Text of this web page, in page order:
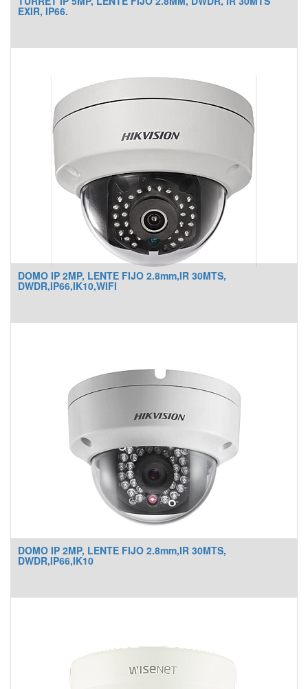
EXIR, IP66.
DOMO IP 2MP, LENTE FIJO 2.8mm,IR 30MTS,
DWDR,IP66,IK10,WIFI
DOMO IP 2MP, LENTE FIJO 2.8mm,IR 30MTS,
DWDR,IP66,IK10